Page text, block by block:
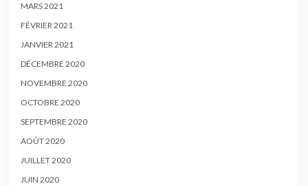
MARS 2021
FÉVRIER 2021
JANVIER 2021
DÉCEMBRE 2020
NOVEMBRE 2020
OCTOBRE 2020
SEPTEMBRE 2020
AOÛT 2020
JUILLET 2020
JUIN 2020